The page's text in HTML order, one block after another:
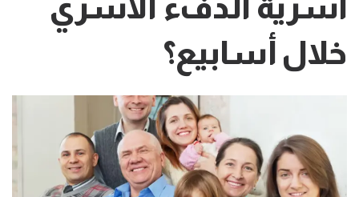
أسرية الدفء الأسري
خلال أسابيع؟